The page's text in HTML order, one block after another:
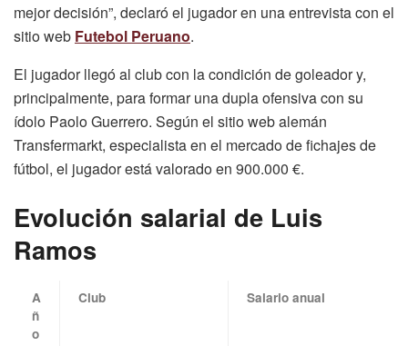
mejor decisión”, declaró el jugador en una entrevista con el
sitio web Futebol Peruano.
El jugador llegó al club con la condición de goleador y,
principalmente, para formar una dupla ofensiva con su
ídolo Paolo Guerrero. Según el sitio web alemán
Transfermarkt, especialista en el mercado de fichajes de
fútbol, el jugador está valorado en 900.000 €.
Evolución salarial de Luis
Ramos
A
ñ
o
Club Salario anual